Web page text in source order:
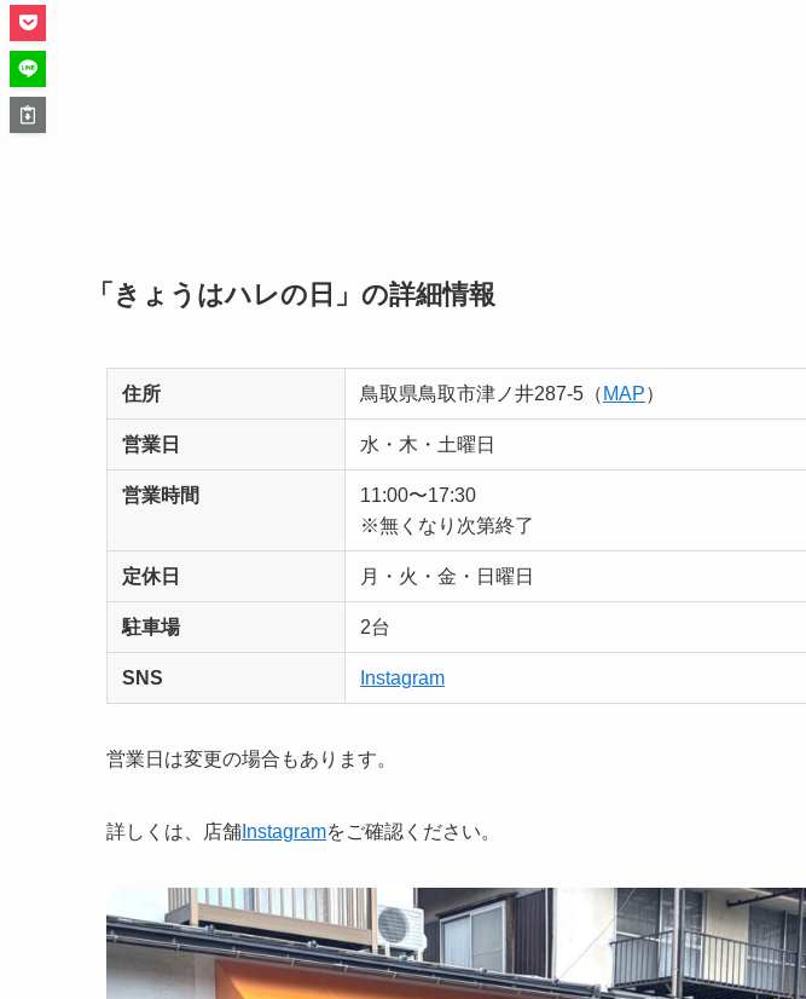
「きょうはハレの日」の詳細情報
住所 鳥取県鳥取市津ノ井287-5（ MAP）
営業日 水・木・土曜日
営業時間
11:00〜17:30
※無くなり次第終了
定休日 月・火・金・日曜日
駐車場 2台
SNS Instagram
営業日は変更の場合もあります。
詳しくは、店舗 Instagramをご確認ください。